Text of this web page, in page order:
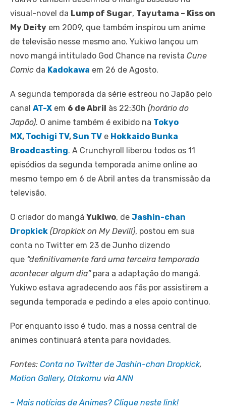
visual-novel da Lump of Sugar, Tayutama – Kiss on
My Deity em 2009, que também inspirou um anime
de televisão nesse mesmo ano. Yukiwo lançou um
novo mangá intitulado God Chance na revista Cune
Comic da Kadokawa em 26 de Agosto.
A segunda temporada da série estreou no Japão pelo
canal AT-X em 6 de Abril às 22:30h (horário do
Japão). O anime também é exibido na Tokyo
MX, Tochigi TV,Sun TV e Hokkaido Bunka
Broadcasting. A Crunchyroll liberou todos os 11
episódios da segunda temporada anime online ao
mesmo tempo em 6 de Abril antes da transmissão da
televisão.
O criador do mangá Yukiwo, de Jashin-chan
Dropkick (Dropkick on My Devil!), postou em sua
conta no Twitter em 23 de Junho dizendo
que “definitivamente fará uma terceira temporada
acontecer algum dia”para a adaptação do mangá.
Yukiwo estava agradecendo aos fãs por assistirem a
segunda temporada e pedindo a eles apoio continuo.
Por enquanto isso é tudo, mas a nossa central de
animes continuará atenta para novidades.
Fontes: Conta no Twitter de Jashin-chan Dropkick,
Motion Gallery, Otakomu viaANN
– Mais notícias de Animes? Clique neste link!